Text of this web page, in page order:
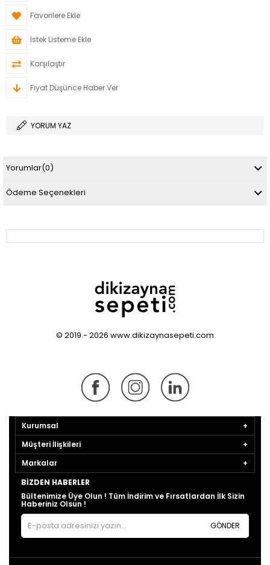
Favorilere Ekle
İstek Listeme Ekle
Karşılaştır
Fiyat Düşünce Haber Ver
YORUM YAZ
Yorumlar(0)
Ödeme Seçenekleri
© 2019 - 2026 www.dikizaynasepeti.com
Kurumsal
Müşteri İlişkileri
Markalar
BIZDEN HABERLER
Bültenimize Üye Olun ! Tüm İndirim ve Fırsatlardan İlk Sizin
Haberiniz Olsun !
GÖNDER